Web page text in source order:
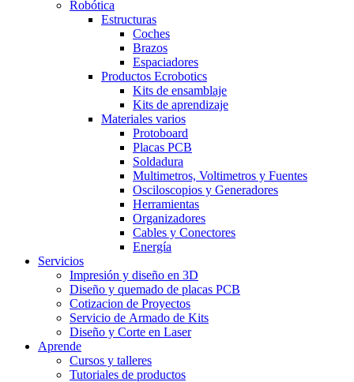
Robótica
Estructuras
Coches
Brazos
Espaciadores
Productos Ecrobotics
Kits de ensamblaje
Kits de aprendizaje
Materiales varios
Protoboard
Placas PCB
Soldadura
Multimetros, Voltimetros y Fuentes
Osciloscopios y Generadores
Herramientas
Organizadores
Cables y Conectores
Energía
Servicios
Impresión y diseño en 3D
Diseño y quemado de placas PCB
Cotizacion de Proyectos
Servicio de Armado de Kits
Diseño y Corte en Laser
Aprende
Cursos y talleres
Tutoriales de productos